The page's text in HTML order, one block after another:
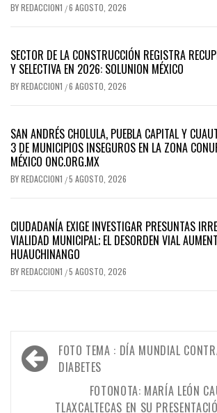
BYREDACCION1 /6 AGOSTO, 2026
SECTOR DE LA CONSTRUCCIÓN REGISTRA
Y SELECTIVA EN 2026: SOLUNION MÉXICO
BYREDACCION1 /6 AGOSTO, 2026
SAN ANDRÉS CHOLULA, PUEBLA CAPITAL Y
3 DE MUNICIPIOS INSEGUROS EN LA ZONA
MÉXICO ONC.ORG.MX
BYREDACCION1 /5 AGOSTO, 2026
CIUDADANÍA EXIGE INVESTIGAR PRESUNTAS
VIALIDAD MUNICIPAL; EL DESORDEN VIAL
HUAUCHINANGO
BYREDACCION1 /5 AGOSTO, 2026
Navegación
de
entradas
FOTO TEMA : DÍA MUNDIAL
DIABETES
FOTONOTA: MARÍA LEÓN
TLAXCALTECAS EN SU